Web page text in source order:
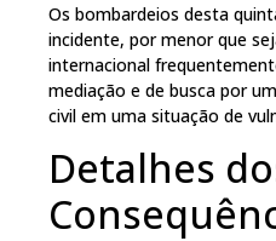
Os bombardeios desta
incidente, por menor que
internacional
mediação e de busca por
civil em uma situação de
Detalhes